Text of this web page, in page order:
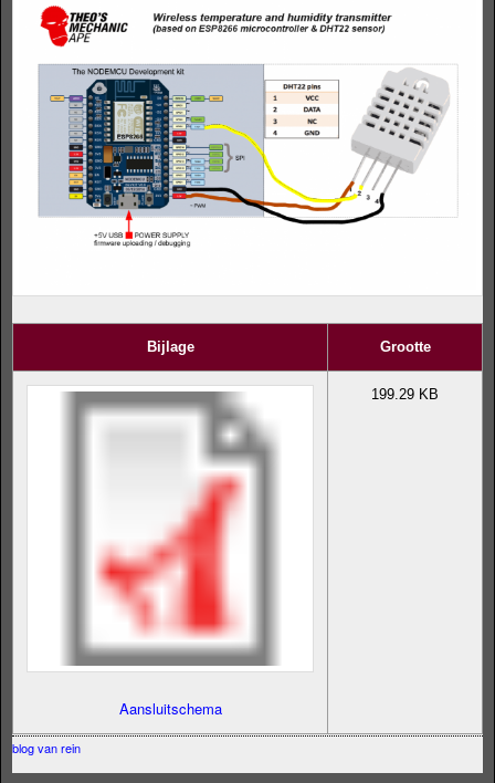
Bijlage Grootte
Aansluitschema
199.29 KB
blog van rein